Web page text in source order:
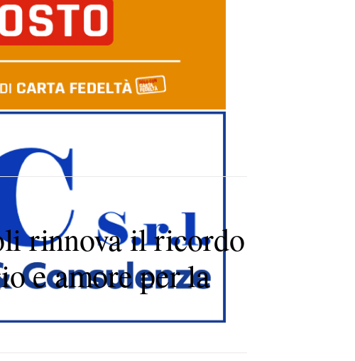
rinnova il ricordo
e amore per la